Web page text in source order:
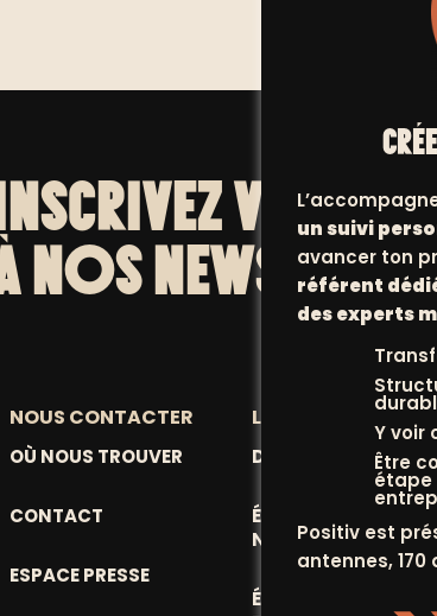
VOUS
NOS
NOUS CONTACTER
OÙ NOUS TROUVER
CONTACT
ESPACE PRESSE
L'ACTUALITÉ
DERNIÈRES ACTUS
ÉVÉNEMENTS
NATIONAUX
ÉVÉNEMENTS
un suivi
avancer ton
référent
des experts
Y voir
Être
étape
Positiv est
antennes, 170